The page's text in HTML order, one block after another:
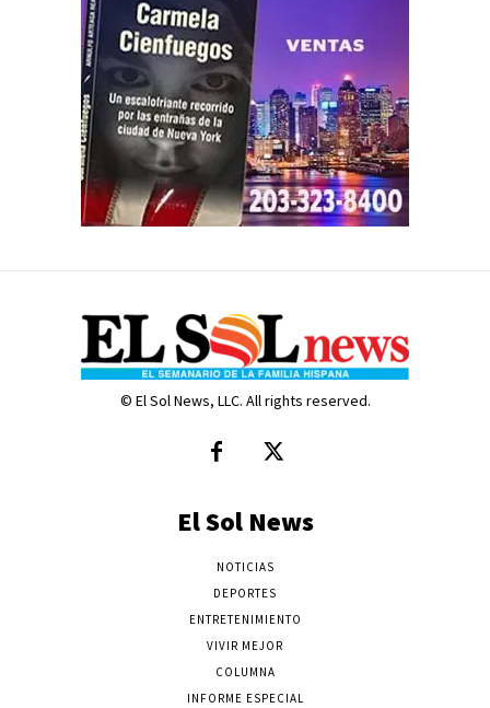
© El Sol News, LLC. All rights reserved.
El Sol News
NOTICIAS
DEPORTES
ENTRETENIMIENTO
VIVIR MEJOR
COLUMNA
INFORME ESPECIAL